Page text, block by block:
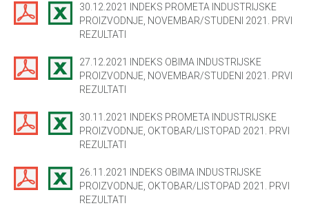
30.12.2021 INDEKS PROMETA INDUSTRIJSKE
PROIZVODNJE, NOVEMBAR/STUDENI 2021. PRVI
REZULTATI
27.12.2021 INDEKS OBIMA INDUSTRIJSKE
PROIZVODNJE, NOVEMBAR/STUDENI 2021. PRVI
REZULTATI
30.11.2021 INDEKS PROMETA INDUSTRIJSKE
PROIZVODNJE, OKTOBAR/LISTOPAD 2021. PRVI
REZULTATI
26.11.2021 INDEKS OBIMA INDUSTRIJSKE
PROIZVODNJE, OKTOBAR/LISTOPAD 2021. PRVI
REZULTATI